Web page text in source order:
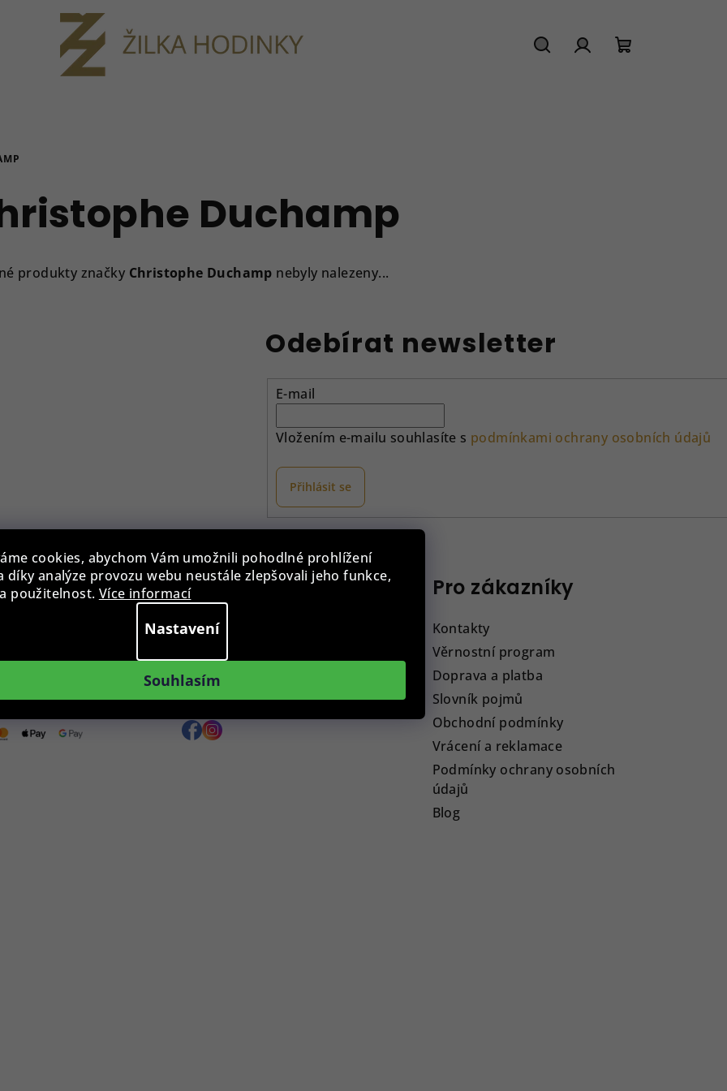
cookies, abychom Vám umožnili pohodlné prohlížení
díky analýze provozu webu neustále zlepšovali jeho funkce,
použitelnost. Více informací
Nastavení
Souhlasím
Duchamp
produkty značky Christophe Duchamp nebyly nalezeny...
Odebírat newsletter
E-mail
Vložením e-mailu souhlasíte s podmínkami ochrany osobních údajů
Přihlásit se
Pro zákazníky
Kontakty
Věrnostní program
Doprava a platba
Slovník pojmů
Obchodní podmínky
Vrácení a reklamace
Podmínky ochrany osobních
údajů
Blog
955 998
- 15:00
platba
Provozovna
Po - Pá: 9:00 - 15:00
Roháčova 639, 390 02 Tábor
Více informací >
Sledujte nás na